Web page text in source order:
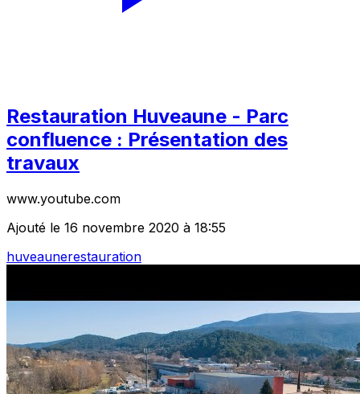
Restauration Huveaune - Parc
confluence : Présentation des
travaux
www.youtube.com
Ajouté le 16 novembre 2020 à 18:55
huveaunerestauration